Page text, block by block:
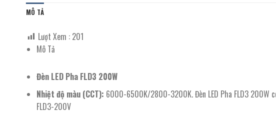
MÔ TẢ
Lượt Xem : 201
Mô Tả
Đèn LED Pha FLD3 200W
Nhiệt độ màu (CCT): 6000-6500K/2800-3200K. Đèn LED Pha FLD3 200W
FLD3-200V